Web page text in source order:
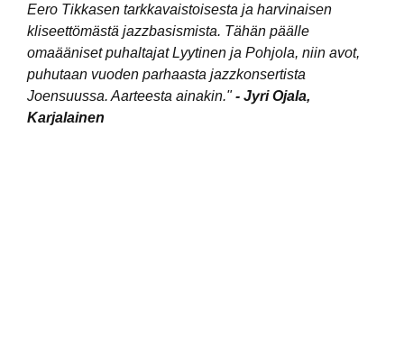
Eero Tikkasen tarkkavaistoisesta ja harvinaisen
kliseettömästä jazzbasismista. Tähän päälle
omaääniset puhaltajat Lyytinen ja Pohjola, niin avot,
puhutaan vuoden parhaasta jazzkonsertista
Joensuussa. Aarteesta ainakin."- Jyri Ojala,
Karjalainen